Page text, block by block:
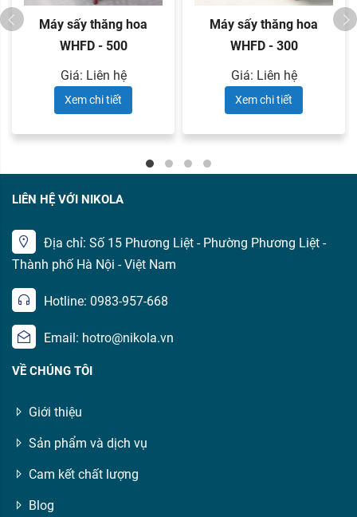
Máy sấy thăng hoa
WHFD - 500
Giá: Liên hệ
Xem chi tiết
Máy sấy thăng hoa
WHFD - 300
Giá: Liên hệ
Xem chi tiết
LIÊN HỆ VỚI NIKOLA
Địa chỉ: Số 15 Phương Liệt - Phường Phương Liệt -
Thành phố Hà Nội - Việt Nam
Hotline: 0983-957-668
Email: hotro@nikola.vn
VỀ CHÚNG TÔI
Giới thiệu
Sản phẩm và dịch vụ
Cam kết chất lượng
Blog